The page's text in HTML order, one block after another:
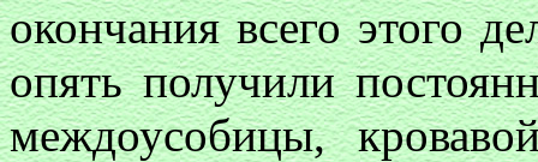
окончания всего этого
опять получили
междоусобицы,